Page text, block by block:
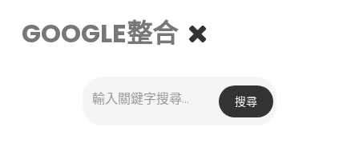
GOOGLE整合
搜尋